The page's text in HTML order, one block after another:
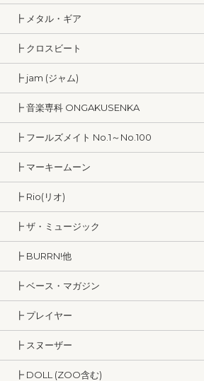
┣ メタル・ギア
┣ クロスビート
┣ jam (ジャム)
┣ 音楽専科 ONGAKUSENKA
┣ フールズメイト No.1～No.100
┣ マーキームーン
┣ Rio(リオ)
┣ ザ・ミュージック
┣ BURRN!他
┣ ベース・マガジン
┣ プレイヤー
┣ スヌーザー
┣ DOLL (ZOO含む)